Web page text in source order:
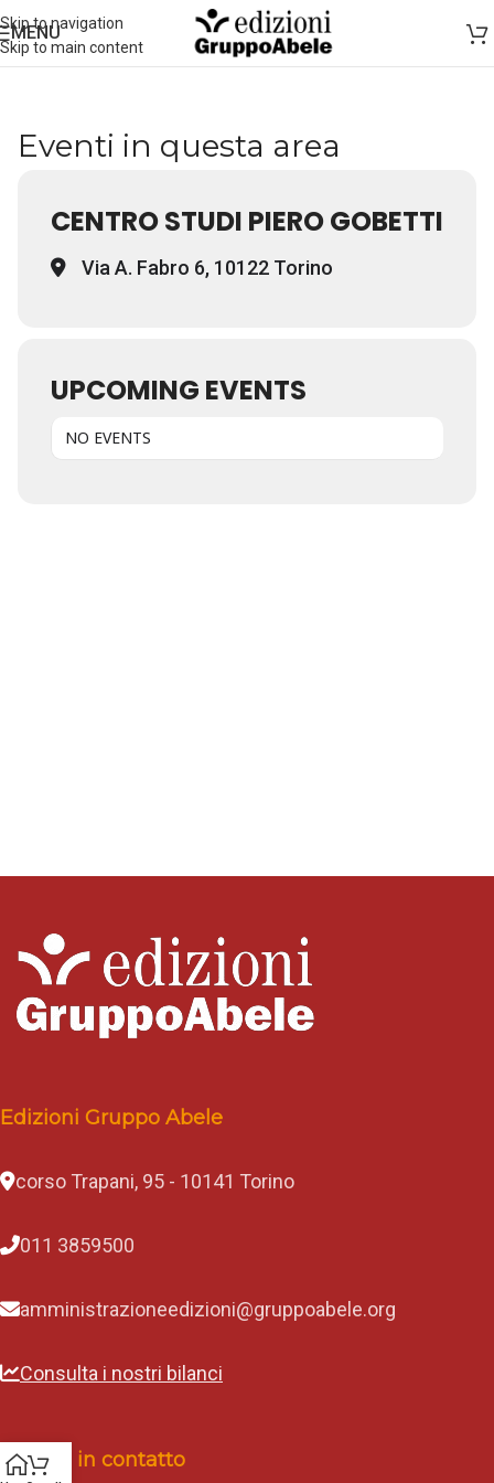
Skip to navigation
Skip to main content
MENU
Eventi in questa area
CENTRO STUDI PIERO GOBETTI
Via A. Fabro 6, 10122 Torino
UPCOMING EVENTS
NO EVENTS
Edizioni Gruppo Abele
corso Trapani, 95 - 10141 Torino
011 3859500
amministrazioneedizioni@gruppoabele.org
Consulta i nostri bilanci
Rimani in contatto